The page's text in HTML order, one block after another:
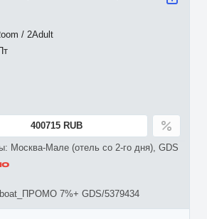
/ 2Adult
400715 RUB
Москва-Мале (отель со 2-го дня), GDS
7%+ GDS/5379434